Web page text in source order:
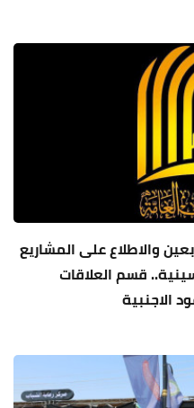
والاطلاع على المشاريع
قسم العلاقات
الاجنبية